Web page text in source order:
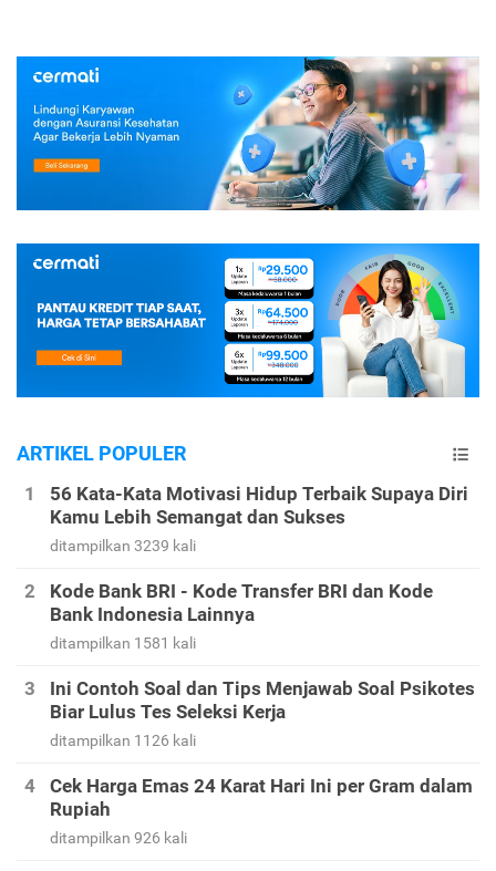
ARTIKEL POPULER
56 Kata-Kata Motivasi Hidup Terbaik Supaya Diri
Kamu Lebih Semangat dan Sukses
ditampilkan 3239 kali
Kode Bank BRI - Kode Transfer BRI dan Kode
Bank Indonesia Lainnya
ditampilkan 1581 kali
Ini Contoh Soal dan Tips Menjawab Soal Psikotes
Biar Lulus Tes Seleksi Kerja
ditampilkan 1126 kali
Cek Harga Emas 24 Karat Hari Ini per Gram dalam
Rupiah
ditampilkan 926 kali